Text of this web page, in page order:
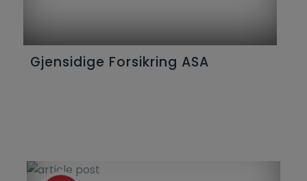
Gjensidige Forsikring ASA